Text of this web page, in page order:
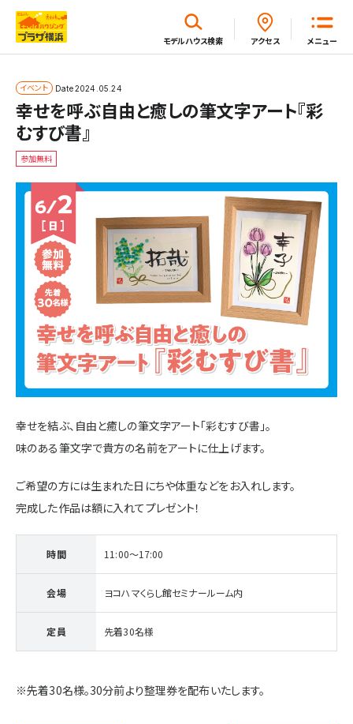
メニュー
モデルハウス検索 アクセス
イベント Date2024.05.24
幸せを呼ぶ自由と癒しの筆文字アート『彩
むすび書』
参加無料
幸せを結ぶ、自由と癒しの筆文字アート「彩むすび書」。
味のある筆文字で貴方の名前をアートに仕上げます。
ご希望の方には生まれた日にちや体重などをお入れします。
完成した作品は額に入れてプレゼント！
時間 11:00～17:00
会場 ヨコハマくらし館セミナールーム内
定員 先着30名様
※先着30名様。30分前より整理券を配布いたします。
閉じる
ホーム
はじめてガイド
モデルハウス一覧
イベント・セミナー・キャンペーン一覧
新着情報一覧
施設・サービス
住まいと暮らしのコラム
住宅展示場出展に関するご案内
ハウスメーカーの登録数